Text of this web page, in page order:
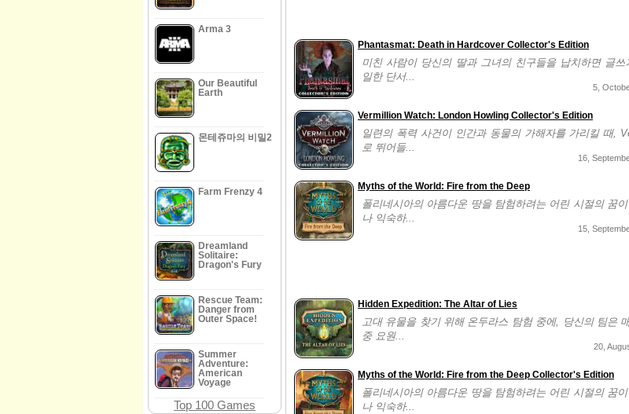
Arma 3
Our Beautiful
Earth
몬테쥬마의 비밀2
Farm Frenzy 4
Dreamland
Solitaire:
Dragon's Fury
Rescue Team:
Danger from
Outer Space!
Summer
Adventure:
American
Voyage
Top 100 Games
Phantasmat: Death in Hardcover Collector's Edition
미친 사람이 당신의 딸과 그녀의 친구들을 납치하면 글
일한 단서...
5,
Vermillion Watch: London Howling Collector's Edition
일련의 폭력 사건이 인간과 동물의 가해자를 가리킬 때,
로 뛰어들...
16,
Myths of the World: Fire from the Deep
폴리네시아의 아름다운 땅을 탐험하려는 어린 시절의 꿈
나 익숙하...
15,
Hidden Expedition: The Altar of Lies
고대 유물을 찾기 위해 온두라스 탐험 중에, 당신의 팀은
중 요원...
20,
Myths of the World: Fire from the Deep Collector's Edition
폴리네시아의 아름다운 땅을 탐험하려는 어린 시절의 꿈
나 익숙하...